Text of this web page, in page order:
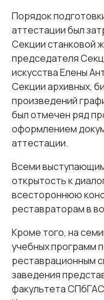
Порядок
аттестации был
Секции станковой
председателя
искусства Елены
Секции архивных,
произведений
был отмечен ряд
оформлением
аттестации.
Всеми
открытость к
всестороннюю
реставраторам в
Кроме того, на
учебных программ
реставрационным
заведения
факультета